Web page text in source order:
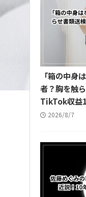
「箱の中身
者？胸を触
TikTok収益
2026/8/7